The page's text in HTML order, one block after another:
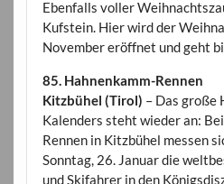
Ebenfalls voller
Kufstein. Hier wird der
November eröffnet und geht
85. Hahnenkamm-Rennen
Kitzbühel (Tirol) – Das große
Kalenders steht wieder an:
Rennen in Kitzbühel messen
Sonntag, 26. Januar die
und Skifahrer in den